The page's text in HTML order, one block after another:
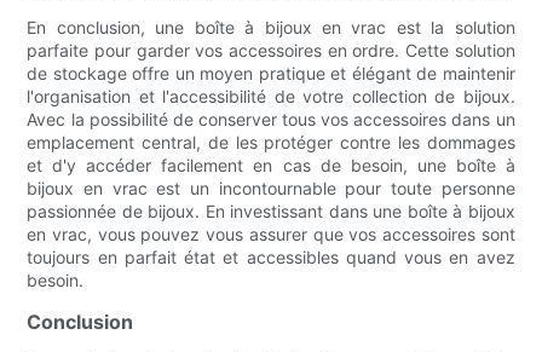
En conclusion, une boîte à bijoux en vrac est la solution
parfaite pour garder vos accessoires en ordre. Cette solution
de stockage offre un moyen pratique et élégant de maintenir
l'organisation et l'accessibilité de votre collection de bijoux.
Avec la possibilité de conserver tous vos accessoires dans un
emplacement central, de les protéger contre les dommages
et d'y accéder facilement en cas de besoin, une boîte à
bijoux en vrac est un incontournable pour toute personne
passionnée de bijoux. En investissant dans une boîte à bijoux
en vrac, vous pouvez vous assurer que vos accessoires sont
toujours en parfait état et accessibles quand vous en avez
besoin.
Conclusion